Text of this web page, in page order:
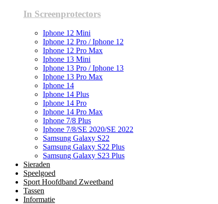
In Screenprotectors
Iphone 12 Mini
Iphone 12 Pro / Iphone 12
Iphone 12 Pro Max
Iphone 13 Mini
Iphone 13 Pro / Iphone 13
Iphone 13 Pro Max
Iphone 14
Iphone 14 Plus
Iphone 14 Pro
Iphone 14 Pro Max
Iphone 7/8 Plus
Iphone 7/8/SE 2020/SE 2022
Samsung Galaxy S22
Samsung Galaxy S22 Plus
Samsung Galaxy S23 Plus
Sieraden
Speelgoed
Sport Hoofdband Zweetband
Tassen
Informatie